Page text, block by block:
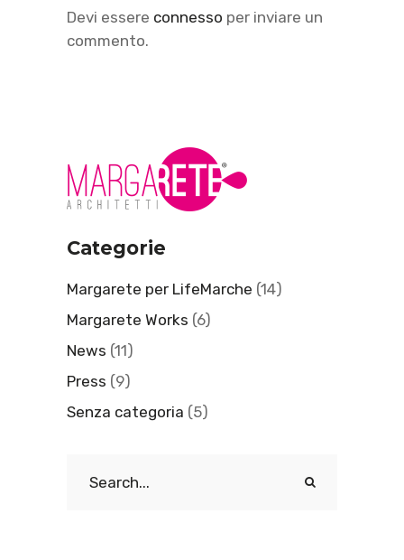
Devi essere connesso per inviare un
commento.
Categorie
Margarete per LifeMarche (14)
Margarete Works (6)
News (11)
Press (9)
Senza categoria (5)
for: